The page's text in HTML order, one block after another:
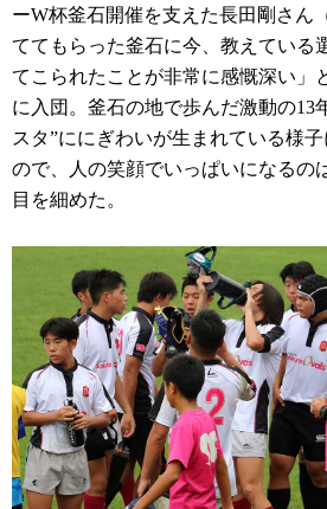
ーW杯釜石開催を支えた長田剛さん
ててもらった釜石に今、教えている
てこられたことが非常に感慨深い」
に入団。釜石の地で歩んだ激動の
スタ”ににぎわいが生まれている様
ので、人の笑顔でいっぱいになるの
目を細めた。